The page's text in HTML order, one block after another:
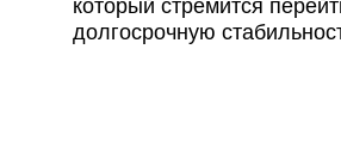
который стремится
долгосрочную